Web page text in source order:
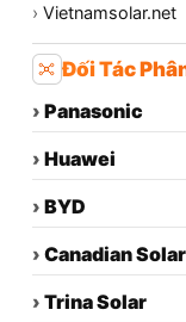
› Vietnamsolar.net
Đối Tác
› Panasonic
› Huawei
› BYD
› Canadian Solar
› Trina Solar